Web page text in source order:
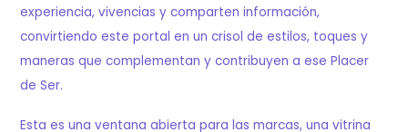
experiencia, vivencias y comparten información,
convirtiendo este portal en un crisol de estilos, toques y
maneras que complementan y contribuyen a ese Placer
de Ser.
Esta es una ventana abierta para las marcas, una vitrina